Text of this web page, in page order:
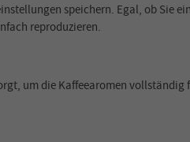
speichern. Egal, ob Sie
reproduzieren.
um die Kaffeearomen